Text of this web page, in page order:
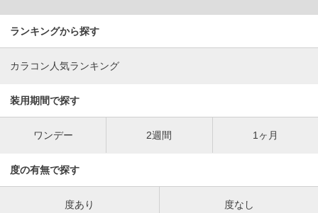
ランキングから探す
カラコン人気ランキング
装用期間で探す
ワンデー 2週間 1ヶ月
度の有無で探す
度あり 度なし